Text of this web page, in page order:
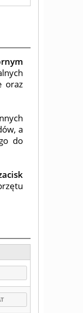
oraz
a
do